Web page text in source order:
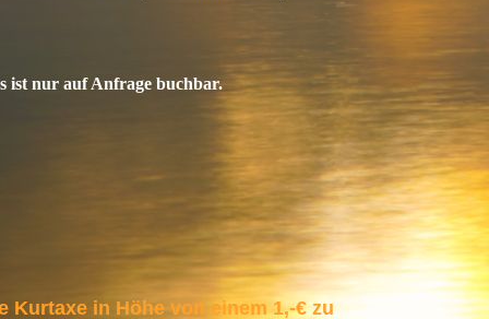
ist nur auf Anfrage buchbar.
in Höhe von einem 1,-€ zu